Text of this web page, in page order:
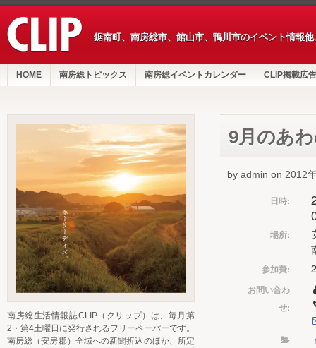
鋸南町、南房総市、館山市、鴨川市のイベント情報
HOME 南房総トピックス 南房総イベントカレンダー CLIP掲載広告
9月のあ
by admin on 2012
日時:
場所:
参加費:
お問い合わ
せ:
南房総生活情報誌CLIP（クリップ）は、毎月第
2・第4土曜日に発行されるフリーペーパーです。
南房総（安房郡）全域への新聞折込のほか、所定